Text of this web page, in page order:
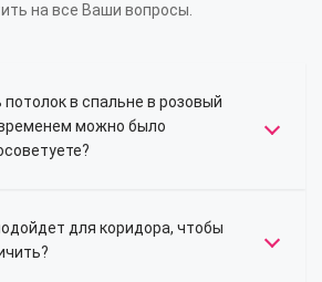
на все Ваши вопросы.
в спальне в розовый
можно было
для коридора, чтобы